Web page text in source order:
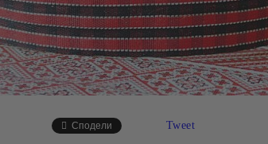
Сподели Tweet